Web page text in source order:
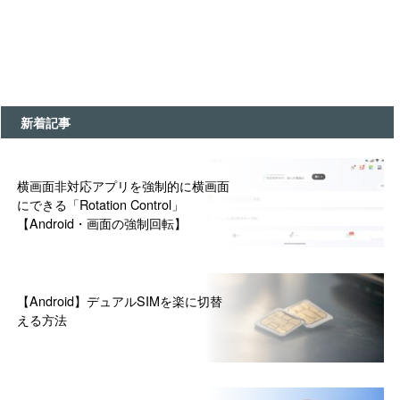
新着記事
横画面非対応アプリを強制的に横画面
にできる「Rotation Control」
【Android・画面の強制回転】
【Android】デュアルSIMを楽に切替
える方法